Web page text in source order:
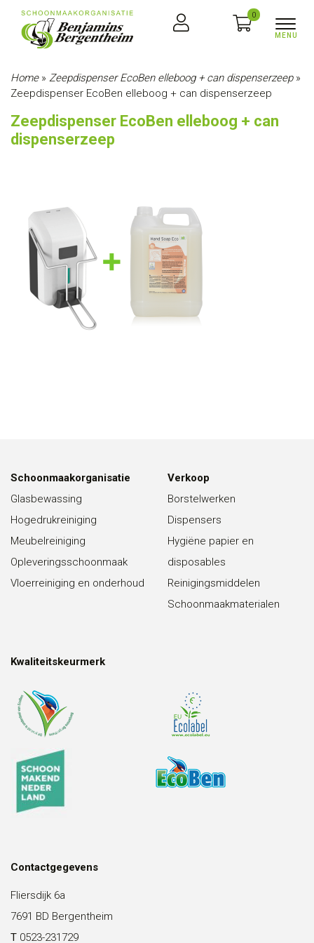
0
Home» Zeepdispenser EcoBen elleboog + can dispenserzeep»
Zeepdispenser EcoBen elleboog + can dispenserzeep
Zeepdispenser EcoBen elleboog + can
dispenserzeep
Schoonmaakorganisatie
Glasbewassing
Hogedrukreiniging
Meubelreiniging
Opleveringsschoonmaak
Vloerreiniging en onderhoud
Verkoop
Borstelwerken
Dispensers
Hygiëne papier en
disposables
Reinigingsmiddelen
Schoonmaakmaterialen
Kwaliteitskeurmerk
Contactgegevens
Fliersdijk 6a
7691 BD Bergentheim
T 0523-231729